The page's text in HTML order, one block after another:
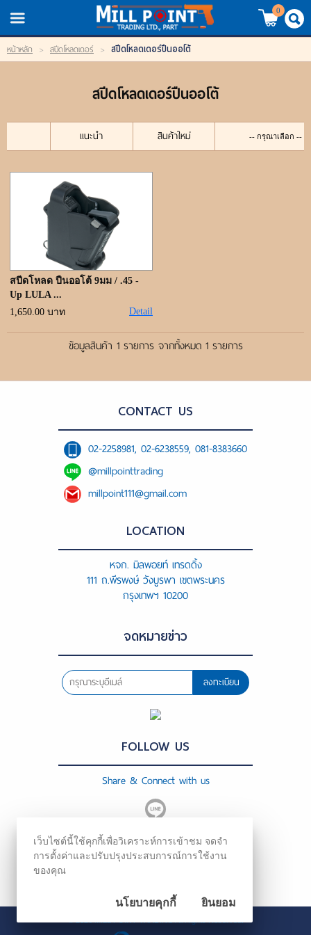
TH/EN
LOGIN REGISTER
My Wishlist
สินค้า
แบรนด์
สินค้าลดราคา
เข้าสู่ระบบ
ขั้นตอนการสั่งซื้อ
แจ้งชำระเงิน
ค้นหาสินค้า
0
หน้าหลัก > สปีดโหลดเดอร์ > สปีดโหลดเดอร์ปืนออโต้
สปีดโหลดเดอร์ปืนออโต้
แนะนำ สินค้าใหม่
สปีดโหลด ปืนออโต้ 9มม / .45 -
Up LULA ...
1,650.00 บาท
Detail
ข้อมูลสินค้า 1 รายการ จากทั้งหมด 1 รายการ
CONTACT US
02-2258981, 02-6238559, 081-8383660
@millpointtrading
millpoint111@gmail.com
LOCATION
หจก. มิลพอยท์ เทรดดิ้ง
111 ถ.พีรพงษ์ วังบูรพา เขตพระนคร
กรุงเทพฯ 10200
จดหมายข่าว
ลงทะเบียน
FOLLOW US
Share & Connect with us
เว็บไซต์นี้ใช้คุกกี้เพื่อวิเคราะห์การเข้าชม จดจำ
การตั้งค่าและปรับปรุงประสบการณ์การใช้งาน
ของคุณ
นโยบายคุกกี้ ยินยอม